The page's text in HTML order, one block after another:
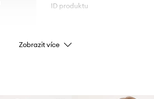
ID produktu
Zobrazit více